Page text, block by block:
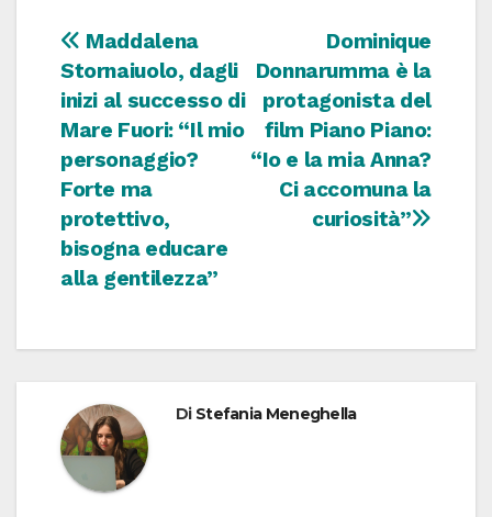
Navigazione
articoli
Dominique
Donnarumma è la
protagonista del
film Piano Piano:
“Io e la mia Anna?
Ci accomuna la
curiosità”
Maddalena
Stornaiuolo, dagli
inizi al successo di
Mare Fuori: “Il mio
personaggio?
Forte ma
protettivo,
bisogna educare
alla gentilezza”
Di Stefania Meneghella